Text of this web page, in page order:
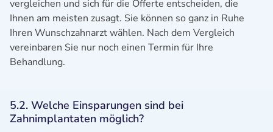
vergleichen und sich für die Offerte entscheiden, die
Ihnen am meisten zusagt. Sie können so ganz in Ruhe
Ihren Wunschzahnarzt wählen. Nach dem Vergleich
vereinbaren Sie nur noch einen Termin für Ihre
Behandlung.
5.2. Welche Einsparungen sind bei
Zahnimplantaten möglich?